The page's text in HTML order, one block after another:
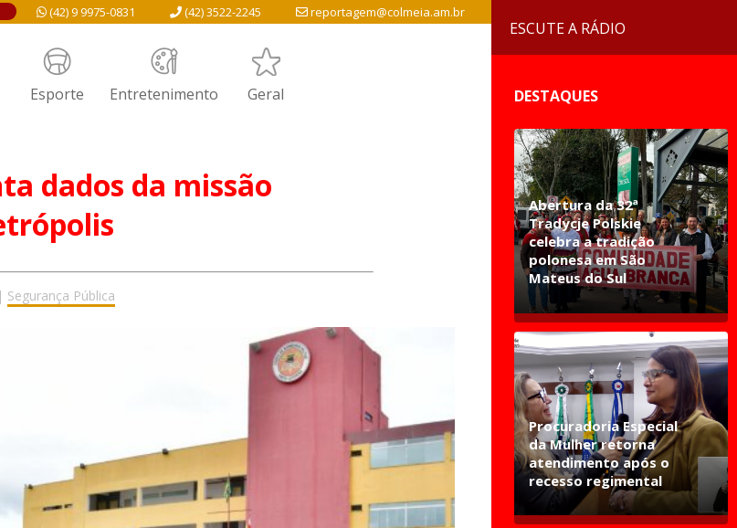
reportagem@colmeia.am.br
(42) 3522-2245
(42) 9 9975-0831
Esporte Entretenimento Geral
dados da missão
| Segurança Pública
ESCUTE A RÁDIO
DESTAQUES
Abertura da 32ª
Tradycje Polskie
celebra a tradição
polonesa em São
Mateus do Sul
Procuradoria Especial
da Mulher retorna
atendimento após o
recesso regimental